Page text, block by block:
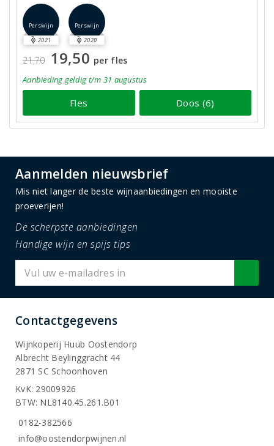
Perswijn
2021
Perswijn
2020
21,70 19,50 per fles
Aanbieding geldig t/m 31 augustus
Fles Doos (6)
Aanmelden nieuwsbrief
Mis niet langer de beste wijnaanbiedingen en mooiste
proeverijen!
De scherpste aanbiedingen
Handige wijn en spijs tips
Contactgegevens
Wijnkoperij Huub Oostendorp
Albrecht Beylinggracht 44
2871 SC Schoonhoven
KvK: 29009926
BTW: NL8140.45.261.B01
0182-382566
info@oostendorpwijnen.nl